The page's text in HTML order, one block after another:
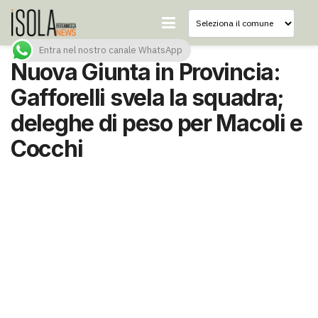
Nuova Giunta in Provincia:
Gafforelli svela la squadra;
deleghe di peso per Macoli e
Cocchi
Entra nel nostro canale WhatsApp